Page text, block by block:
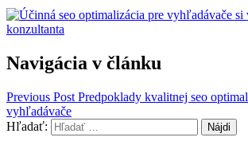
Navigácia v článku
Previous Post Predpoklady kvalitnej seo
vyhľadávače
Hľadať: